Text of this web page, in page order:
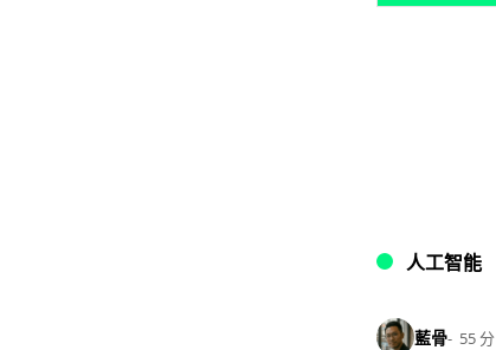
人工智能
藍骨 55 分